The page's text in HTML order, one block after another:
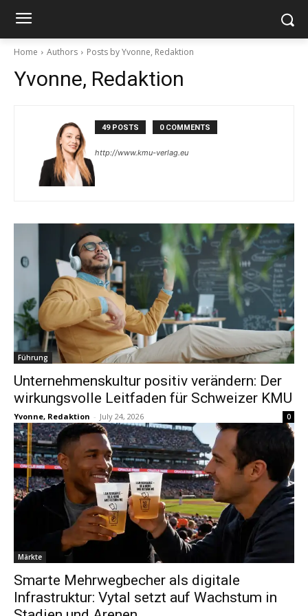
Home Authors Posts by Yvonne, Redaktion
Yvonne, Redaktion
49 POSTS 0 COMMENTS
http://www.kmu-verlag.eu
Führung
Unternehmenskultur positiv verändern: Der
wirkungsvolle Leitfaden für Schweizer KMU
Yvonne, Redaktion - July 24, 2026 0
Märkte
Smarte Mehrwegbecher als digitale
Infrastruktur: Vytal setzt auf Wachstum in